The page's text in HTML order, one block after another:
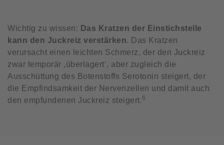
Wichtig zu wissen: Das Kratzen der Einstichstelle
kann den Juckreiz verstärken. Das Kratzen
verursacht einen leichten Schmerz, der den Juckreiz
zwar temporär ‚überlagert‘, aber zugleich die
Ausschüttung des Botenstoffs Serotonin steigert, der
die Empfindsamkeit der Nervenzellen und damit auch
den empfundenen Juckreiz steigert.6